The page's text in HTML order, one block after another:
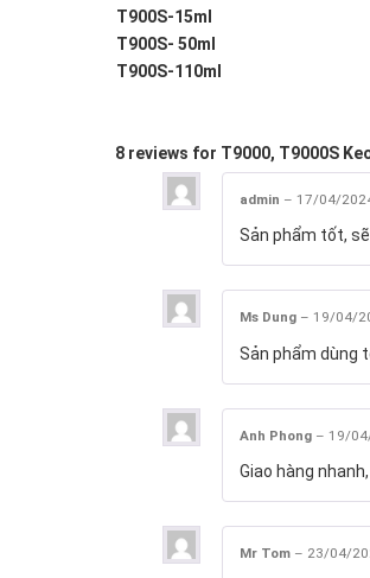
T900S-15ml
T900S- 50ml
T900S-110ml
8 reviews for T9000, T9000S
admin – 17/04/
Sản phẩm tốt,
Ms Dung – 19/04/
Sản phẩm dùng
Anh Phong – 19/
Giao hàng
Mr Tom – 23/04/